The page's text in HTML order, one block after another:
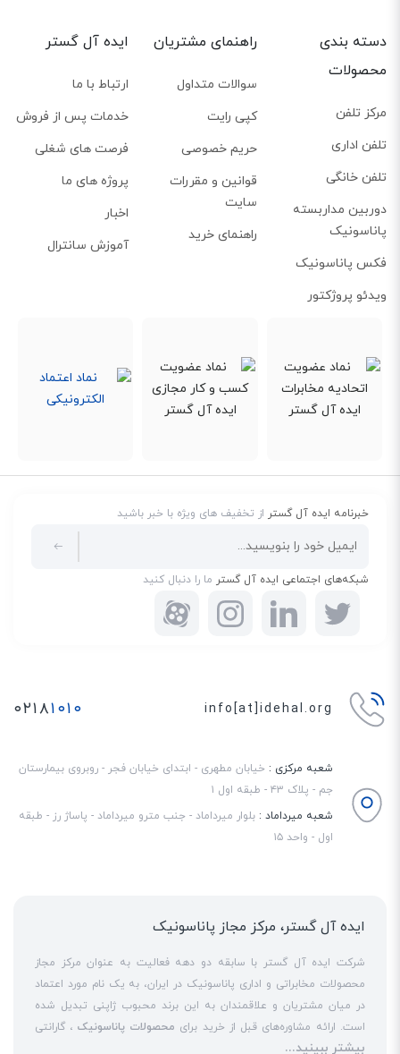
دسته بندی
محصولات
مرکز تلفن
تلفن اداری
تلفن خانگی
دوربین مداربسته
پاناسونیک
فکس پاناسونیک
ویدئو پروژکتور
راهنمای مشتریان
سوالات متداول
کپی رایت
حریم خصوصی
قوانین و مقررات
سایت
راهنمای خرید
ایده آل گستر
ارتباط با ما
خدمات پس از فروش
فرصت های شغلی
پروژه های ما
اخبار
آموزش سانترال
خبرنامه ایده آل گستراز تخفیف های ویژه با خبر باشید
شبکه‌های اجتماعی ایده آل گسترما را دنبال کنید
info[at]idehal.org ۰۲۱۸۱۰۱۰
شعبه مرکزی : خیابان مطهری - ابتدای خیابان فجر - روبروی بیمارستان
جم - پلاک ۴۳ - طبقه اول ۱
شعبه میرداماد : بلوار میرداماد - جنب مترو میرداماد - پاساژ رز - طبقه
اول - واحد ۱۵
ایده آل گستر، مرکز مجاز پاناسونیک
شرکت ایده آل گستر با سابقه دو دهه فعالیت به عنوان مرکز مجاز
محصولات مخابراتی و اداری پاناسونیک در ایران، به یک نام مورد اعتماد
در میان مشتریان و علاقمندان به این برند محبوب ژاپنی تبدیل شده
است. ارائه مشاوره‌های قبل از خرید برایمحصولات پاناسونیک، گارانتی
18 ماهه معتبر و شرکتی برای کلیه محصولات عرضه شده و تعهد کامل
بیشتر ببینید...